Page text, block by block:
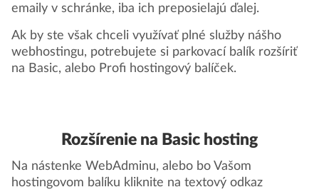
emaily v schránke, iba ich preposielajú ďalej.
Ak by ste však chceli využívať plné služby nášho
webhostingu, potrebujete si parkovací balík rozšíriť
na Basic, alebo Profi hostingový balíček.
Rozšírenie na Basic hosting
Na nástenke WebAdminu, alebo bo Vašom
hostingovom balíku kliknite na textový odkaz